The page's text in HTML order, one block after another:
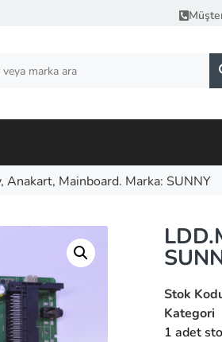
Anakart, Mainboard. Marka: SUNNY
Stok
Kategori
1 adet